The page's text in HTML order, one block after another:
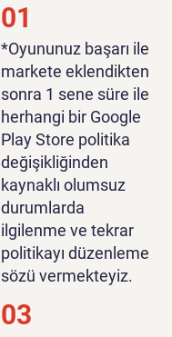
01
​*Oyununuz başarı ile
markete eklendikten
sonra 1 sene süre ile
herhangi bir Google
Play Store politika
değişikliğinden
kaynaklı olumsuz
durumlarda
ilgilenme ve tekrar
politikayı düzenleme
sözü vermekteyiz.
03